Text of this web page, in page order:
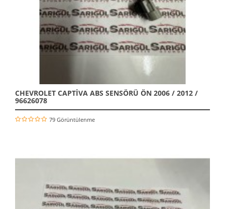
CHEVROLET CAPTİVA ABS SENSÖRÜ ÖN 2006 / 2012 /
96626078
79 Görüntülenme